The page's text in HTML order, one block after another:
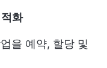
화
을 예약, 할당 및